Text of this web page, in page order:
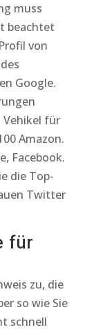
muss
beachtet
von
Google.
für
Amazon.
Facebook.
die Top-
Twitter
für
zu, die
so wie Sie
schnell